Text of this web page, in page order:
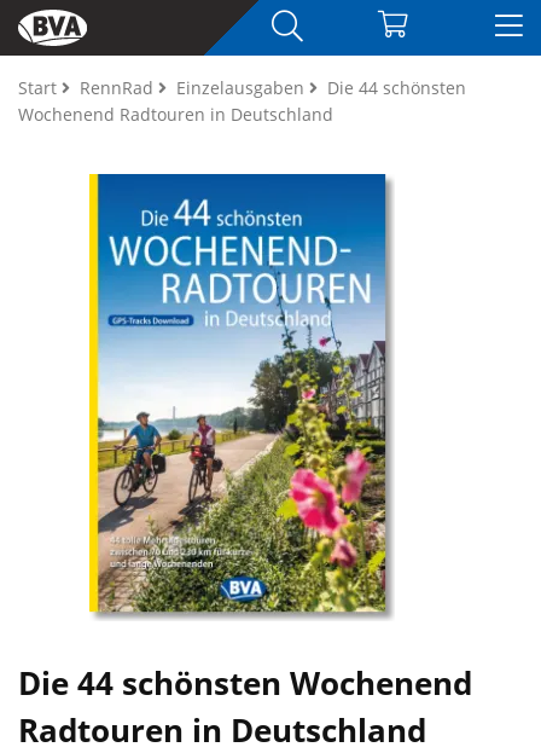
Start RennRad Einzelausgaben
Die 44 schönsten
Wochenend Radtouren in Deutschland
Die 44 schönsten Wochenend
Radtouren in Deutschland